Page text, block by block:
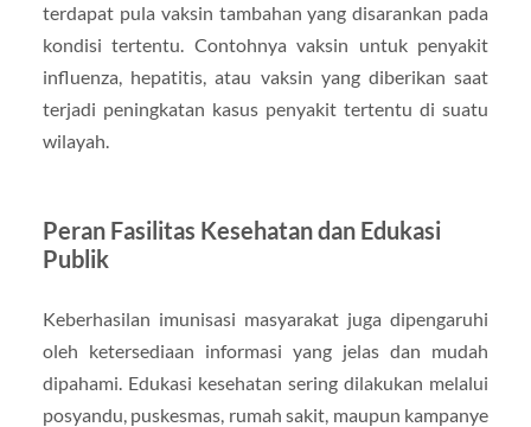
terdapat pula vaksin tambahan yang disarankan pada
kondisi tertentu. Contohnya vaksin untuk penyakit
influenza, hepatitis, atau vaksin yang diberikan saat
terjadi peningkatan kasus penyakit tertentu di suatu
wilayah.
Peran Fasilitas Kesehatan dan Edukasi
Publik
Keberhasilan imunisasi masyarakat juga dipengaruhi
oleh ketersediaan informasi yang jelas dan mudah
dipahami. Edukasi kesehatan sering dilakukan melalui
posyandu, puskesmas, rumah sakit, maupun kampanye